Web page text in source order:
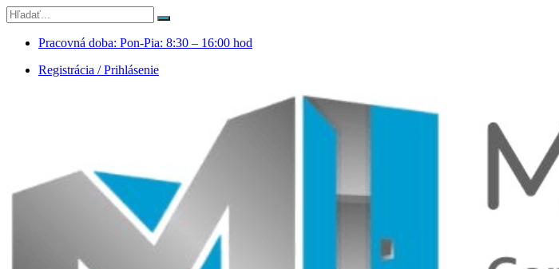
Pracovná doba: Pon-Pia: 8:30 – 16:00 hod
Registrácia / Prihlásenie